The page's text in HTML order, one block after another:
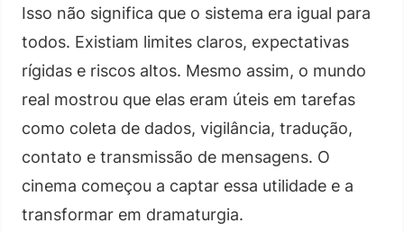
Isso não significa que o sistema era igual para
todos. Existiam limites claros, expectativas
rígidas e riscos altos. Mesmo assim, o mundo
real mostrou que elas eram úteis em tarefas
como coleta de dados, vigilância, tradução,
contato e transmissão de mensagens. O
cinema começou a captar essa utilidade e a
transformar em dramaturgia.